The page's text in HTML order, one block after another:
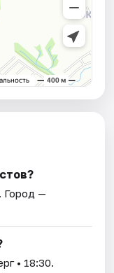
. Город —
• 18:30.